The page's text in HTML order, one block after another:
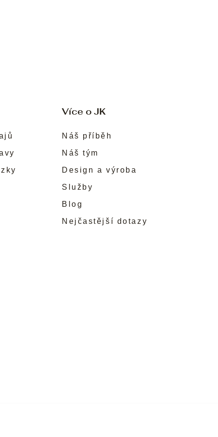
Více o JK
Náš příběh
Náš tým
Design a výroba
Služby
Blog
Nejčastější dotazy